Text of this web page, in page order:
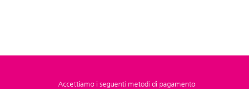
Accettiamo i seguenti metodi di pagamento